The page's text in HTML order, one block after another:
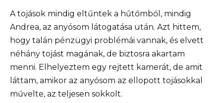
A tojások mindig eltűntek a hűtőmből, mindig
Andrea, az anyósom látogatása után. Azt hittem,
hogy talán pénzügyi problémái vannak, és elvett
néhány tojást magának, de biztosra akartam
menni. Elhelyeztem egy rejtett kamerát, de amit
láttam, amikor az anyósom az ellopott tojásokkal
művelte, az teljesen sokkolt.